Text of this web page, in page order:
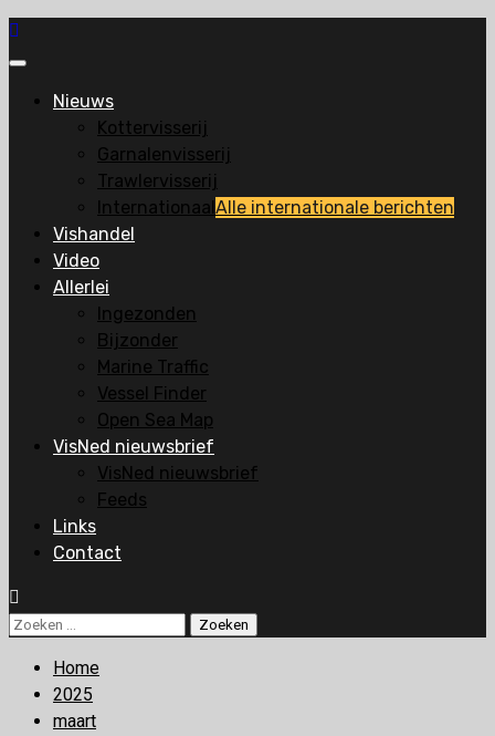
Primair
Nieuws
Kottervisserij
Garnalenvisserij
Trawlervisserij
InternationaalAlle internationale berichten
Vishandel
Video
Allerlei
Ingezonden
Bijzonder
Marine Traffic
Vessel Finder
Open Sea Map
VisNed nieuwsbrief
VisNed nieuwsbrief
Feeds
Links
Contact
Zoeken
Home
2025
maart